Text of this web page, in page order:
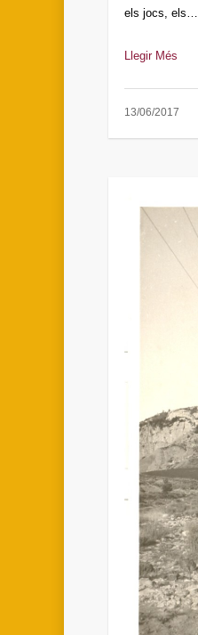
els jocs, els…
Llegir Més
13/06/2017